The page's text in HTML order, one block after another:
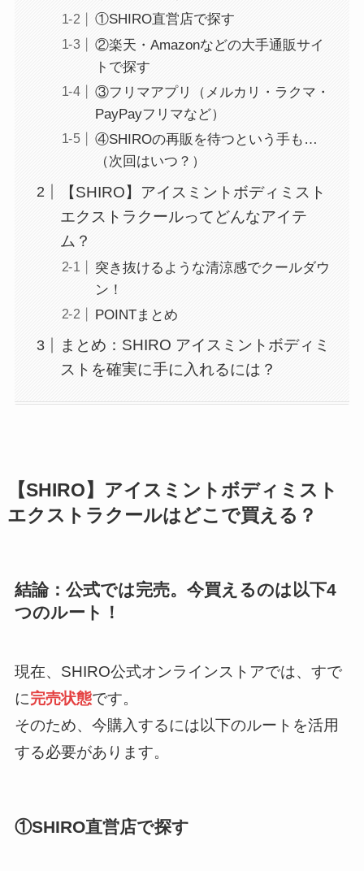
①SHIRO直営店で探す
②楽天・Amazonなどの大手通販サイ
トで探す
③フリマアプリ（メルカリ・ラクマ・
PayPayフリマなど）
④SHIROの再販を待つという手も…
（次回はいつ？）
【SHIRO】アイスミントボディミスト
エクストラクールってどんなアイテ
ム？
突き抜けるような清涼感でクールダウ
ン！
POINTまとめ
まとめ：SHIRO アイスミントボディミ
ストを確実に手に入れるには？
【SHIRO】アイスミントボディミスト
エクストラクールはどこで買える？
結論：公式では完売。今買えるのは以下4
つのルート！
現在、SHIRO公式オンラインストアでは、すで
に完売状態です。
そのため、今購入するには以下のルートを活用
する必要があります。
①SHIRO直営店で探す